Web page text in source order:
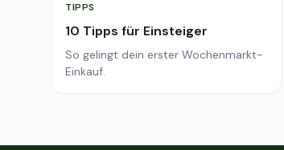
TIPPS
10 Tipps für Einsteiger
So gelingt dein erster Wochenmarkt-
Einkauf.